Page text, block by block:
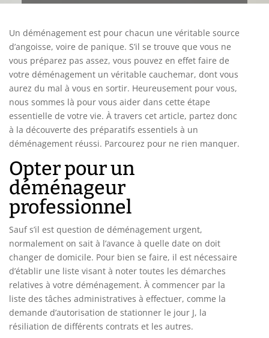
Un déménagement est pour chacun une véritable source
d’angoisse, voire de panique. S’il se trouve que vous ne
vous préparez pas assez, vous pouvez en effet faire de
votre déménagement un véritable cauchemar, dont vous
aurez du mal à vous en sortir. Heureusement pour vous,
nous sommes là pour vous aider dans cette étape
essentielle de votre vie. À travers cet article, partez donc
à la découverte des préparatifs essentiels à un
déménagement réussi. Parcourez pour ne rien manquer.
Opter pour un
déménageur
professionnel
Sauf s’il est question de déménagement urgent,
normalement on sait à l’avance à quelle date on doit
changer de domicile. Pour bien se faire, il est nécessaire
d’établir une liste visant à noter toutes les démarches
relatives à votre déménagement. À commencer par la
liste des tâches administratives à effectuer, comme la
demande d’autorisation de stationner le jour J, la
résiliation de différents contrats et les autres.